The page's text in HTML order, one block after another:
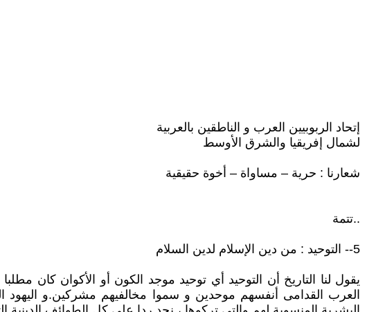
إتحاد الربوبيين العرب و الناطقين بالعربية
لشمال إفريقيا والشرق الأوسط
شعارنا : حرية – مساواة – أخوة حقيقية
..تتمة
5-- التوحيد : من دين الإسلام لدين السلام
يقول لنا التاريخ أن التوحيد أي توحيد موجد الكون أو الأكوان
العرب القدامى أنفسهم موحدين و سموا مخالفيهم مشركين.و اليهود